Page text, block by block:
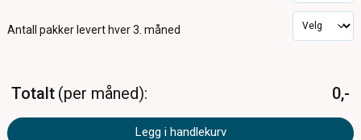
Antall pakker levert hver 3. måned
Totalt per måned 0,-
Legg i handlekurv